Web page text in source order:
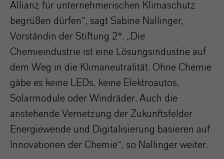
Allianz für unternehmerischen Klimaschutz
begrüßen dürfen“, sagt Sabine Nallinger,
Vorständin der Stiftung 2°. „Die
Chemieindustrie ist eine Lösungsindustrie auf
dem Weg in die Klimaneutralität. Ohne Chemie
gäbe es keine LEDs, keine Elektroautos,
Solarmodule oder Windräder. Auch die
anstehende Vernetzung der Zukunftsfelder
Energiewende und Digitalisierung basieren auf
Innovationen der Chemie“, so Nallinger weiter.